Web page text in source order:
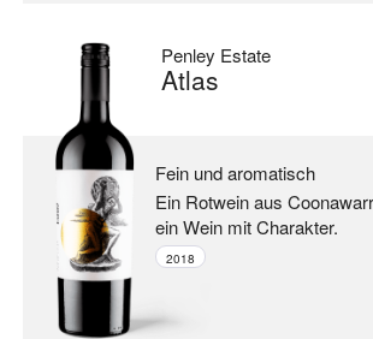
Penley Estate
Atlas
Fein und aromatisch
Ein Rotwein aus
ein Wein mit Charakter.
2018